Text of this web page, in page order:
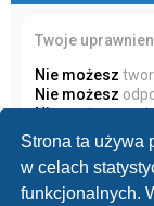
Strona ta używa
w celach
funkcjonalnych.
Twoje
Nie możesz
Nie możesz
Nie możesz
Nie możesz
Nie możesz